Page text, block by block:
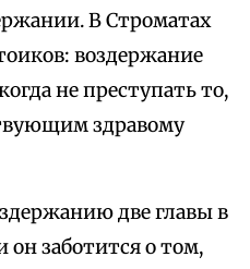
В Строматах
воздержание
не преступать то,
здравому
две главы в
он заботится о том,